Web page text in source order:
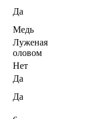
Да
Медь
Луженая
оловом
Нет
Да
Да